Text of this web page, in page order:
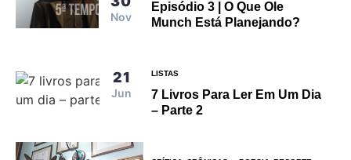
Nov
Episódio 3 | O Que Ole
Munch Está Planejando?
21
Jun
LISTAS
7 Livros Para Ler Em Um Dia
– Parte 2